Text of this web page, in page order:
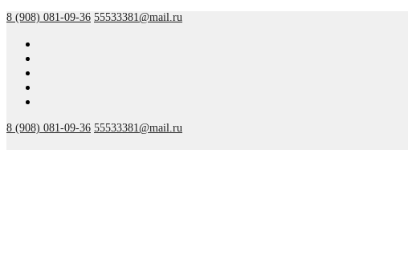
Перейти
содержимому
Меню
Закрыть
8 (908) 081-09-36 55533381@mail.ru
8 (908) 081-09-36 55533381@mail.ru